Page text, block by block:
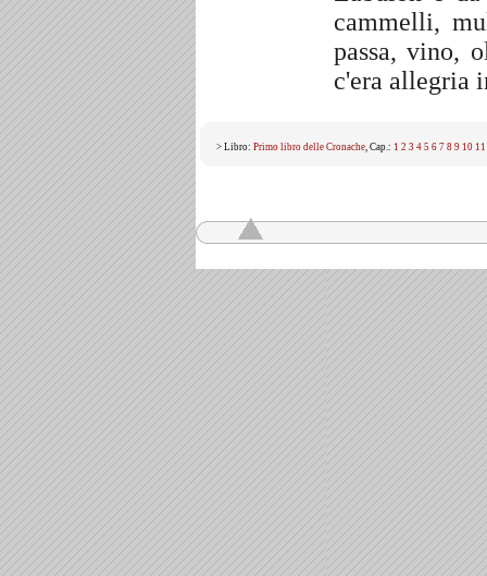
cammelli,
passa, vino,
c'era allegria
> Libro: Primo libro delle Cronache, Cap.: 1 2 3 4 5 6 7 8 9 10 11